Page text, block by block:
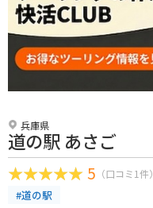
兵庫県
道の駅 あさご
5 （口コミ1件）
#道の駅